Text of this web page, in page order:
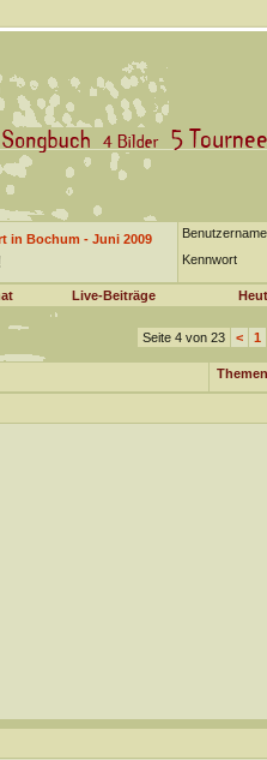
in Bochum - Juni 2009
Benutzername
Kennwort
Live-Beiträge
Seite 4 von 23 < 1